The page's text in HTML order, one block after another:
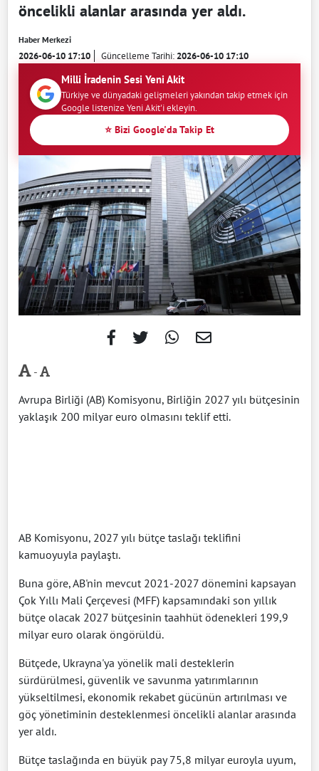
öncelikli alanlar arasında yer aldı.
Haber Merkezi
2026-06-10 17:10 Güncelleme Tarihi:2026-06-10 17:10
Milli İradenin Sesi Yeni Akit
Türkiye ve dünyadaki gelişmeleri yakından takip etmek için
Google listenize Yeni Akit'i ekleyin.
⭐ Bizi Google'da Takip Et
-
Avrupa Birliği (AB) Komisyonu, Birliğin 2027 yılı bütçesinin
yaklaşık 200 milyar euro olmasını teklif etti.
AB Komisyonu, 2027 yılı bütçe taslağı teklifini
kamuoyuyla paylaştı.
Buna göre, AB'nin mevcut 2021-2027 dönemini kapsayan
Çok Yıllı Mali Çerçevesi (MFF) kapsamındaki son yıllık
bütçe olacak 2027 bütçesinin taahhüt ödenekleri 199,9
milyar euro olarak öngörüldü.
Bütçede, Ukrayna'ya yönelik mali desteklerin
sürdürülmesi, güvenlik ve savunma yatırımlarının
yükseltilmesi, ekonomik rekabet gücünün artırılması ve
göç yönetiminin desteklenmesi öncelikli alanlar arasında
yer aldı.
Bütçe taslağında en büyük pay 75,8 milyar euroyla uyum,